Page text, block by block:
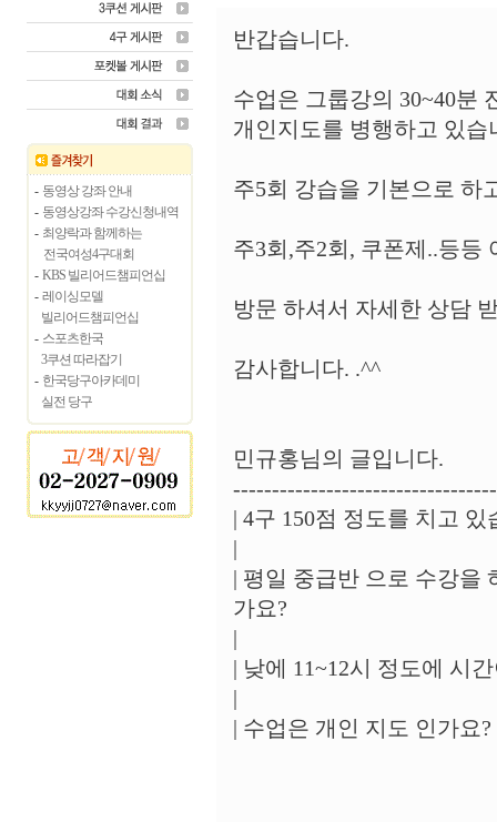
- 동영상 강좌 안내
- 동영상강좌 수강신청내역
- 최양락과 함께하는
전국여성4구대회
- KBS 빌리어드챔피언십
- 레이싱모델
빌리어드챔피언십
- 스포츠한국
3쿠션 따라잡기
- 한국당구아카데미
실전 당구
반갑습니다.
수업은 그룹강의 30~40분
개인지도를 병행하고 있습
주5회 강습을 기본으로 하
주3회,주2회, 쿠폰제..등등
방문 하셔서 자세한 상담
감사합니다. .^^
민규홍님의 글입니다.
| 4구 150점 정도를 치고 있
| 평일 중급반 으로 수강
가요?
| 낮에 11~12시 정도에 시
| 수업은 개인 지도 인가요